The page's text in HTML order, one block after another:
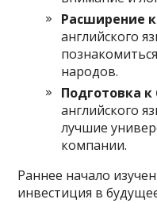
Расширение
английского
народов.
Подготовка
английского
лучшие
компании.
Раннее начало
инвестиция в